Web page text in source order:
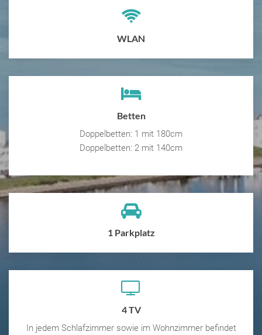
WLAN
Betten
Doppelbetten: 1 mit 180cm
Doppelbetten: 2 mit 140cm
1 Parkplatz
4 TV
In jedem Schlafzimmer sowie im Wohnzimmer befindet